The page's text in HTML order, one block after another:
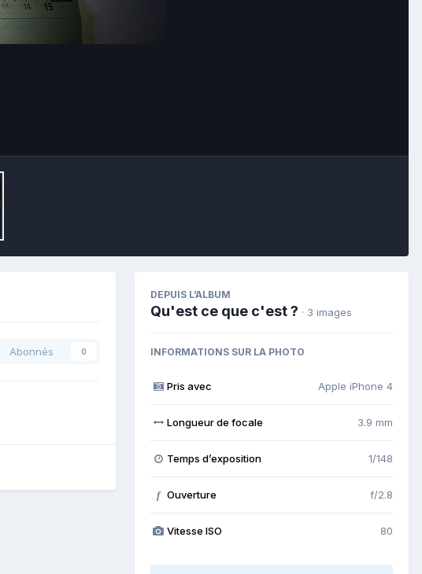
Abonnés 0
DEPUIS L’ALBUM
Qu'est ce que c'est ? · 3 images
INFORMATIONS SUR LA PHOTO
Pris avec Apple iPhone 4
Longueur de focale 3.9 mm
Temps d’exposition 1/148
f Ouverture f/2.8
Vitesse ISO 80